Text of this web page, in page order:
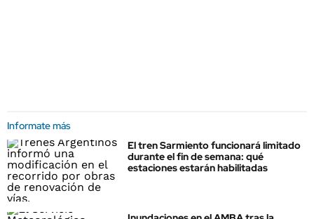
Informate más
El tren Sarmiento funcionará limitado
durante el fin de semana: qué
estaciones estarán habilitadas